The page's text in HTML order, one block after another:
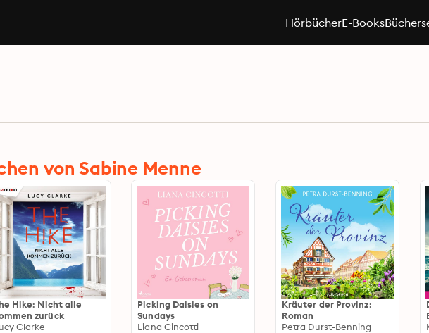
HörbücherE-Books
von Sabine Menne
Hike: Nicht alle
zurück
Clarke
Picking Daisies on
Sundays
Liana Cincotti
Kräuter der Provinz:
Roman
Petra Durst-Benning